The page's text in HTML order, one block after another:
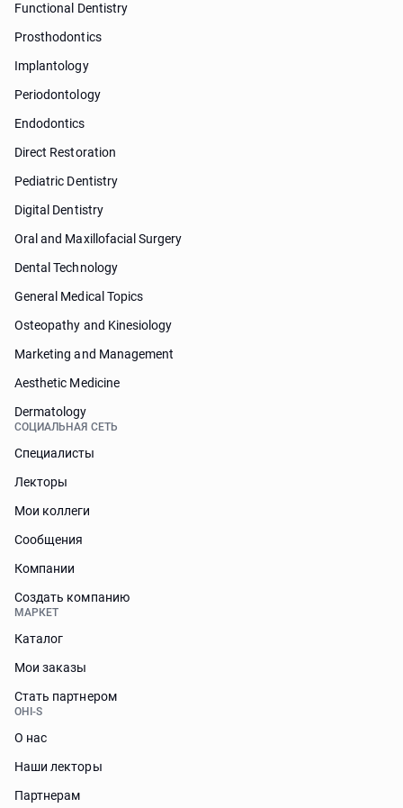
Functional Dentistry
Prosthodontics
Implantology
Periodontology
Endodontics
Direct Restoration
Pediatric Dentistry
Digital Dentistry
Oral and Maxillofacial Surgery
Dental Technology
General Medical Topics
Osteopathy and Kinesiology
Marketing and Management
Aesthetic Medicine
Dermatology
СОЦИАЛЬНАЯ СЕТЬ
Специалисты
Лекторы
Мои коллеги
Сообщения
Компании
Создать компанию
МАРКЕТ
Каталог
Мои заказы
Стать партнером
OHI-S
О нас
Наши лекторы
Партнерам